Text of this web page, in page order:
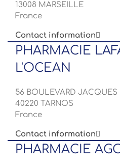
13008 MARSEILLE
France
Contact information
PHARMACIE
L'OCEAN
56 BOULEVARD JACQUES
40220 TARNOS
France
Contact information
PHARMACIE